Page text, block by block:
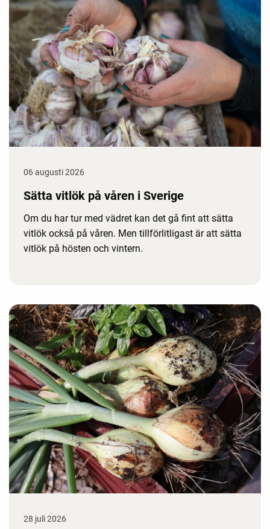
06 augusti 2026
Sätta vitlök på våren i Sverige
Om du har tur med vädret kan det gå fint att sätta
vitlök också på våren. Men tillförlitligast är att sätta
vitlök på hösten och vintern.
28 juli 2026